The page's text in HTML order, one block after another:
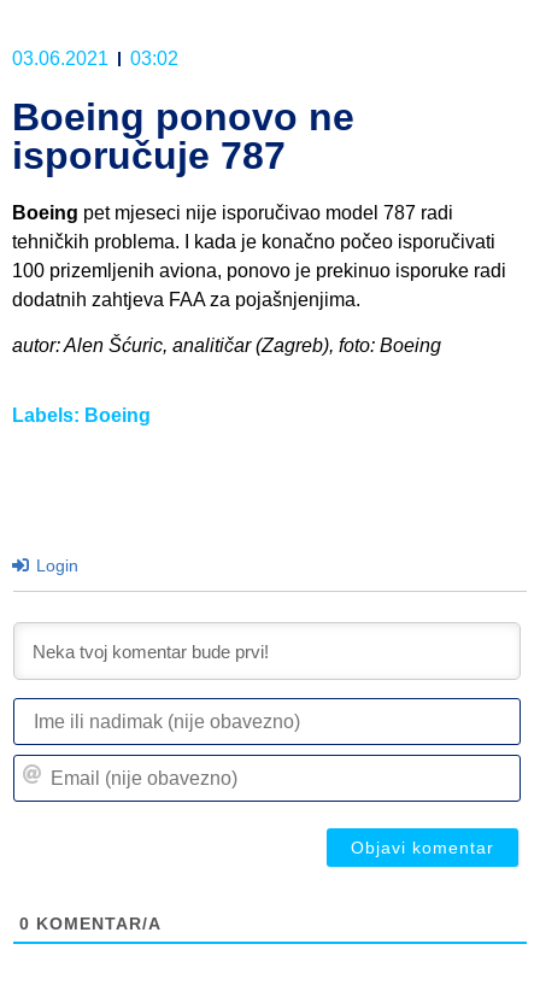
03.06.2021 03:02
Boeing ponovo ne
isporučuje 787
Boeing pet mjeseci nije isporučivao model 787 radi
tehničkih problema. I kada je konačno počeo isporučivati
100 prizemljenih aviona, ponovo je prekinuo isporuke radi
dodatnih zahtjeva FAA za pojašnjenjima.
autor: Alen Šćuric, analitičar (Zagreb), foto: Boeing
Labels: Boeing
Login
0 KOMENTAR/A